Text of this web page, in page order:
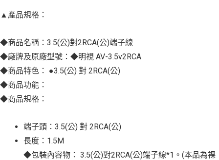
▲產品規格：
◆商品名稱：3.5(公)對2RCA(公)端子線
◆廠牌及原廠型號：◆明視 AV-3.5v2RCA
◆商品特色： ●3.5(公) 對 2RCA(公)
◆商品功能：
◆商品規格：
端子頭：3.5(公) 對 2RCA(公)
長度：1.5M
◆包裝內容物： 3.5(公)對2RCA(公)端子線*1。(本品為裸